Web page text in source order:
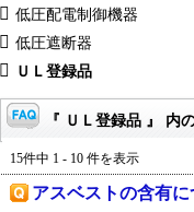
低圧配電制御機器
低圧遮断器
ＵＬ登録品
『 ＵＬ登録品 』 内
15件中 1 - 10 件を表示
アスベストの含有に